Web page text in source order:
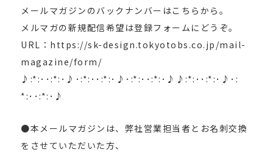
メールマガジンのバックナンバーはこちらから。
メルマガの新規配信希望は登録フォームにどうぞ。
URL：https://sk-design.tokyotobs.co.jp/mail-
magazine/form/
♪:*:･･:*:･♪･:*:･･:*:･♪･:*:･･:*:･♪♪:*:･･:*:･♪･:
*:･･:*:･♪
●本メールマガジンは、弊社営業担当者とお名刺交換
をさせていただいた方、